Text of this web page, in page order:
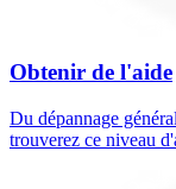
Obtenir de l'aide
Du dépannage
trouverez ce niveau